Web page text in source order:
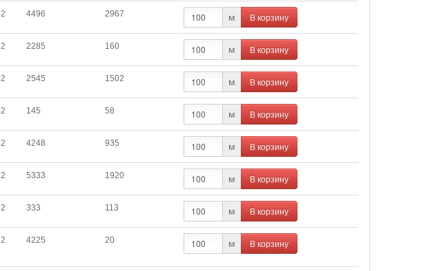
4496 2967 м В корзину
2285 160 м В корзину
2545 1502 м В корзину
145 58 м В корзину
4248 935 м В корзину
5333 1920 м В корзину
333 113 м В корзину
4225 20 м В корзину